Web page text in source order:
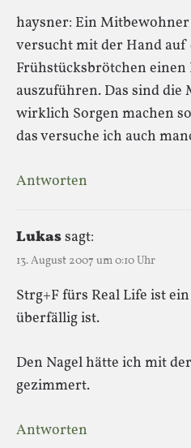
haysner: Ein
versucht mit der Hand auf
Frühstücksbrötchen
auszuführen. Das sind die
wirklich Sorgen machen
das versuche ich auch
Antworten
Lukassagt:
13. August 2007 um 0:10 Uhr
Strg+F fürs Real Life ist
überfällig ist.
Den Nagel hätte ich mit
gezimmert.
Antworten